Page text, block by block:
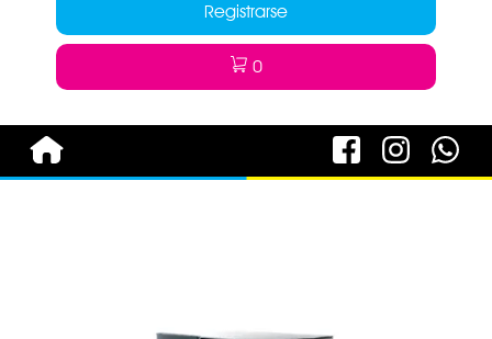
Registrarse
0